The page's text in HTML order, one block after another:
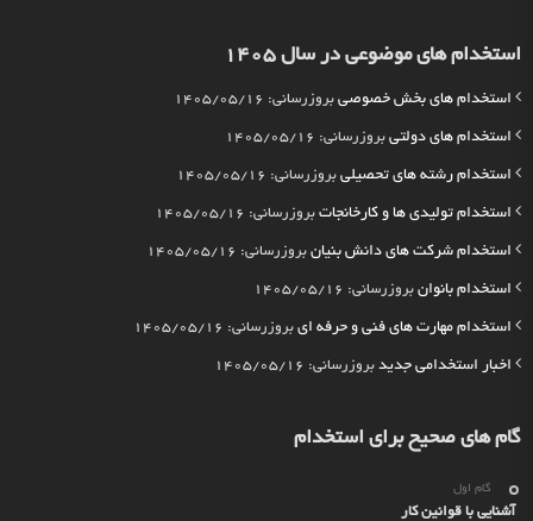
استخدام های موضوعی در سال 1405
استخدام های بخش خصوصی بروزرسانی: 1405/05/16
استخدام های دولتی بروزرسانی: 1405/05/16
استخدام رشته های تحصیلی بروزرسانی: 1405/05/16
استخدام تولیدی ها و کارخانجات بروزرسانی: 1405/05/16
استخدام شرکت های دانش بنیان بروزرسانی: 1405/05/16
استخدام بانوان بروزرسانی: 1405/05/16
استخدام مهارت های فنی و حرفه ای بروزرسانی: 1405/05/16
اخبار استخدامی جدید بروزرسانی: 1405/05/16
گام های صحیح برای استخدام
گام اول
آشنایی با قوانین کار